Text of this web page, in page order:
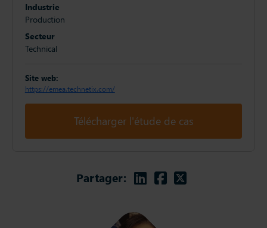
Industrie
Production
Secteur
Technical
Site web:
https://emea.technetix.com/
Télécharger l'étude de cas
Partager: Linkedin
Facebook
Twitter